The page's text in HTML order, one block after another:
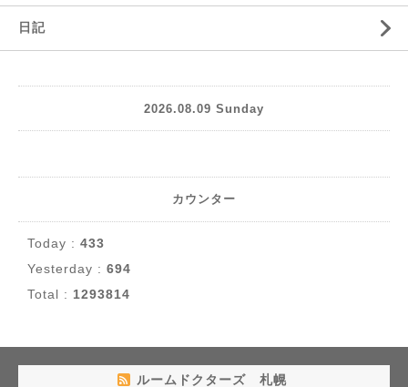
日記
2026.08.09 Sunday
カウンター
Today : 433
Yesterday : 694
Total : 1293814
ルームドクターズ 札幌